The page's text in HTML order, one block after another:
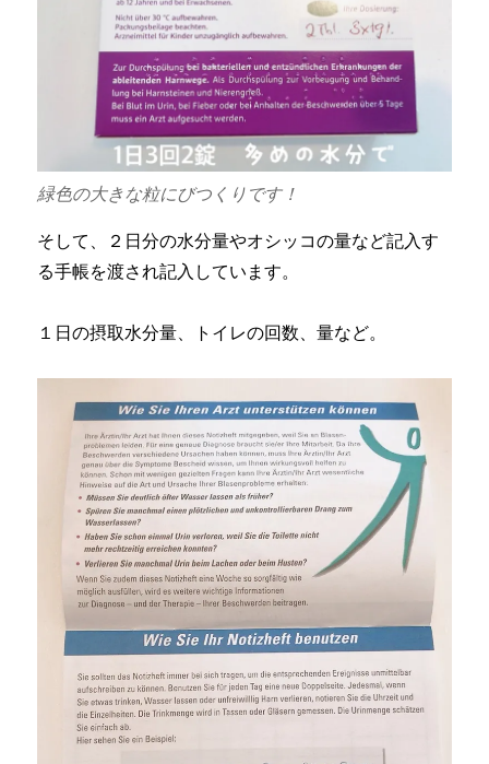
緑色の大きな粒にびつくりです！
そして、２日分の水分量やオシッコの量など記入す
る手帳を渡され記入しています。
１日の摂取水分量、トイレの回数、量など。